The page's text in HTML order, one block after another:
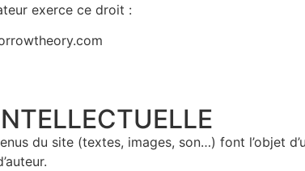
exerce ce droit :
du site (textes, images, son…) font l’objet